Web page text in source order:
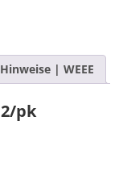
Hinweise | WEEE
pk